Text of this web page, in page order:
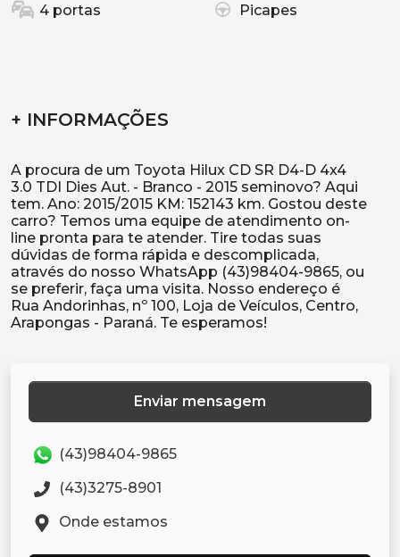
4 portas Picapes
+ INFORMAÇÕES
A procura de um Toyota Hilux CD SR D4-D 4x4
3.0 TDI Dies Aut. - Branco - 2015 seminovo? Aqui
tem. Ano: 2015/2015 KM: 152143 km. Gostou deste
carro? Temos uma equipe de atendimento on-
line pronta para te atender. Tire todas suas
dúvidas de forma rápida e descomplicada,
através do nosso WhatsApp (43)98404-9865, ou
se preferir, faça uma visita. Nosso endereço é
Rua Andorinhas, nº 100, Loja de Veículos, Centro,
Enviar mensagem
(43)98404-9865
(43)3275-8901
Onde estamos